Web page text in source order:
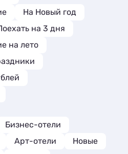
На Новый год
на 3 дня
на лето
Бизнес-отели
Арт-отели
Новые